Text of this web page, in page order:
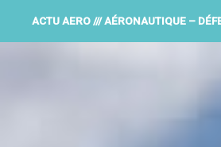
ACTU AERO /// AÉRONAUTIQUE –